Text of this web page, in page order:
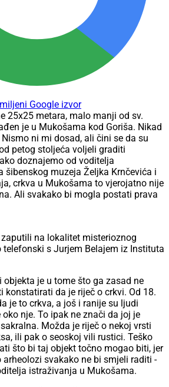
Google izvor
25x25 metara, malo manji od sv.
je u Mukošama kod Goriša. Nikad
ni mi dosad, ali čini se da su
petog stoljeća voljeli graditi
doznajemo od voditelja
šibenskog muzeja Željka Krnčevića i
crkva u Mukošama to vjerojatno nije
Ali svakako bi mogla postati prava
na lokalitet misterioznog
s Jurjem Belajem iz Instituta
objekta je u tome što ga zasad ne
konstatirati da je riječ o crkvi. Od 18.
je to crkva, a još i ranije su ljudi
nje. To ipak ne znači da joj je
Možda je riječ o nekoj vrsti
ili pak o seoskoj vili rustici. Teško
što bi taj objekt točno mogao biti, jer
arheolozi svakako ne bi smjeli raditi -
istraživanja u Mukošama.